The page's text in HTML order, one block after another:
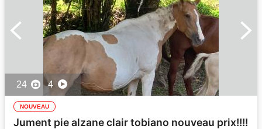
24 4
NOUVEAU
Jument pie alzane clair tobiano nouveau prix!!!!